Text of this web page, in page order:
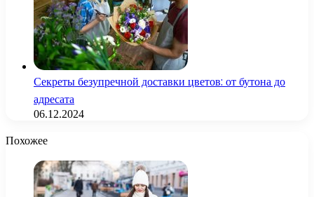
Секреты безупречной доставки цветов: от бутона до
адресата
06.12.2024
Похожее